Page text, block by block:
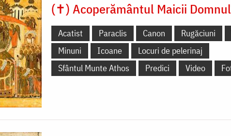
(✝) Acoperământul Maicii
Acatist Paraclis Canon Rugăciuni
Minuni
Icoane
Locuri de pelerinaj
Sfântul Munte Athos
Predici Video